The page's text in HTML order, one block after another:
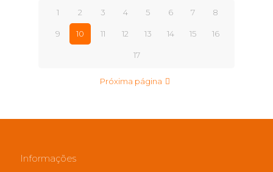
1 2 3 4 5 6 7 8
9 10 11 12 13 14 15 16
17
Próxima página
Informações